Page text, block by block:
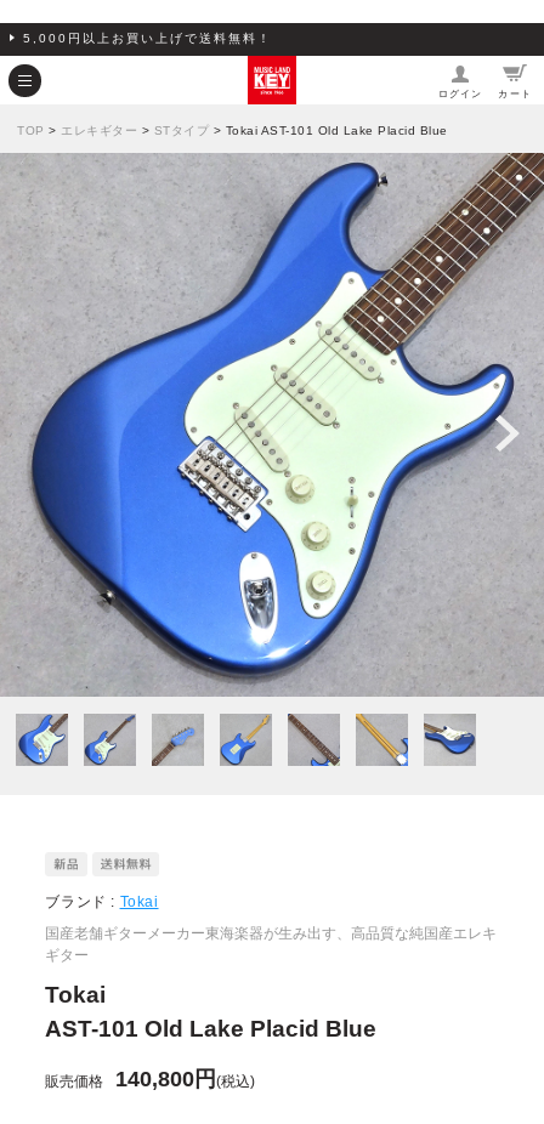
5,000円以上お買い上げで送料無料！
ログイン カート
TOP > エレキギター > STタイプ > Tokai AST-101 Old Lake Placid Blue
ブランド : Tokai
国産老舗ギターメーカー東海楽器が生み出す、高品質な純国産エレキ
ギター
Tokai
AST-101 Old Lake Placid Blue
販売価格 140,800円(税込)